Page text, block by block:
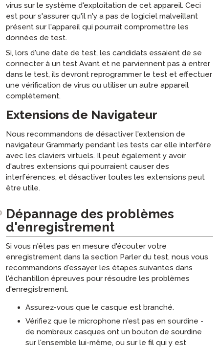
virus sur le système d'exploitation de cet appareil. Ceci
est pour s'assurer qu'il n'y a pas de logiciel malveillant
présent sur l'appareil qui pourrait compromettre les
données de test.
Si, lors d'une date de test, les candidats essaient de se
connecter à un test Avant et ne parviennent pas à entrer
dans le test, ils devront reprogrammer le test et effectuer
une vérification de virus ou utiliser un autre appareil
complètement.
Extensions de Navigateur
Nous recommandons de désactiver l'extension de
navigateur Grammarly pendant les tests car elle interfère
avec les claviers virtuels. Il peut également y avoir
d'autres extensions qui pourraient causer des
interférences, et désactiver toutes les extensions peut
être utile.
Dépannage des problèmes
d'enregistrement
Si vous n'êtes pas en mesure d'écouter votre
enregistrement dans la section Parler du test, nous vous
recommandons d'essayer les étapes suivantes dans
l'échantillon épreuves pour résoudre les problèmes
d'enregistrement.
Assurez-vous que le casque est branché.
Vérifiez que le microphone n'est pas en sourdine -
de nombreux casques ont un bouton de sourdine
sur l'ensemble lui-même, ou sur le fil qui y est